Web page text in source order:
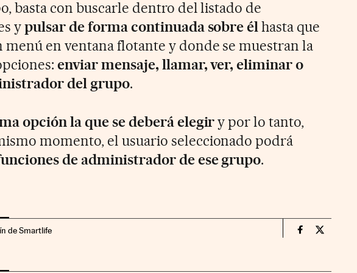
basta con buscarle dentro del listado de
ypulsar de forma continuada sobre élhasta que
menú en ventana flotante y donde se muestran la
enviar mensaje, llamar, ver, eliminar o
del grupo.
opción la que se deberá elegiry por lo tanto,
momento, el usuario seleccionado podrá
de administrador de ese grupo.
de Smartlife Smartlife